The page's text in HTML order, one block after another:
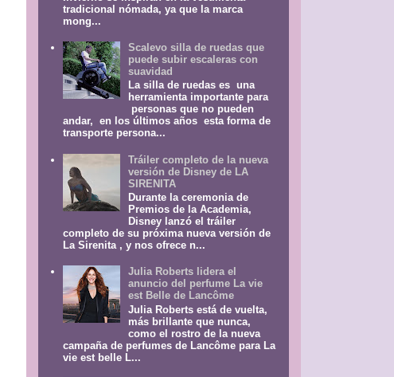
tradicional nómada, ya que la marca
mong...
Scalevo silla de ruedas que
puede subir escaleras con
suavidad
La silla de ruedas es una
herramienta importante para
personas que no pueden
andar, en los últimos años esta forma de
transporte persona...
Tráiler completo de la nueva
versión de Disney de LA
SIRENITA
Durante la ceremonia de
Premios de la Academia,
Disney lanzó el tráiler
completo de su próxima nueva versión de
La Sirenita , y nos ofrece n...
Julia Roberts lidera el
anuncio del perfume La vie
est Belle de Lancôme
Julia Roberts está de vuelta,
más brillante que nunca,
como el rostro de la nueva
campaña de perfumes de Lancôme para La
vie est belle L...